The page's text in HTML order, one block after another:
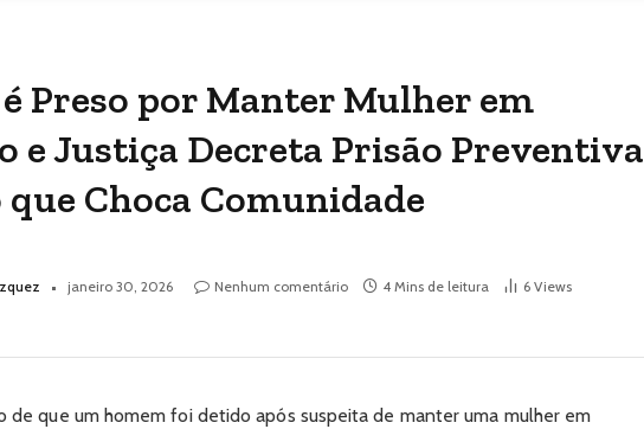
Preso por Manter Mulher em
e Justiça Decreta Prisão Preventiva
que Choca Comunidade
janeiro 30, 2026 Nenhum comentário 4 Mins de leitura 6 Views
de que um homem foi detido após suspeita de manter uma mulher em